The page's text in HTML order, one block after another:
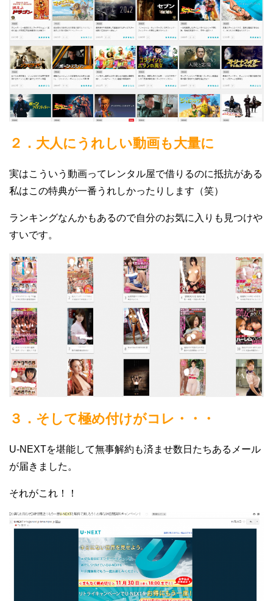
２．大人にうれしい動画も大量に
実はこういう動画ってレンタル屋で借りるのに抵抗がある
私はこの特典が一番うれしかったりします（笑）
ランキングなんかもあるので自分のお気に入りも見つけや
すいです。
３．そして極め付けがコレ・・・
U-NEXTを堪能して無事解約も済ませ数日たちあるメール
が届きました。
それがこれ！！